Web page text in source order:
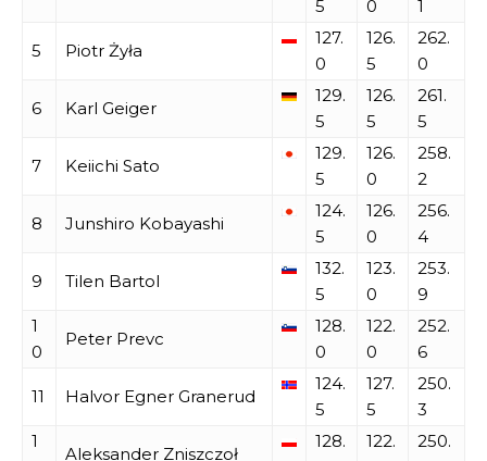
5
0
1
5 Piotr Żyła
127.
0
126.
5
262.
0
6 Karl Geiger
129.
5
126.
5
261.
5
7 Keiichi Sato
129.
5
126.
0
258.
2
8 Junshiro Kobayashi
124.
5
126.
0
256.
4
9 Tilen Bartol
132.
5
123.
0
253.
9
1
0
Peter Prevc
128.
0
122.
0
252.
6
11 Halvor Egner Granerud
124.
5
127.
5
250.
3
1
Aleksander Zniszczoł
128.
122.
250.